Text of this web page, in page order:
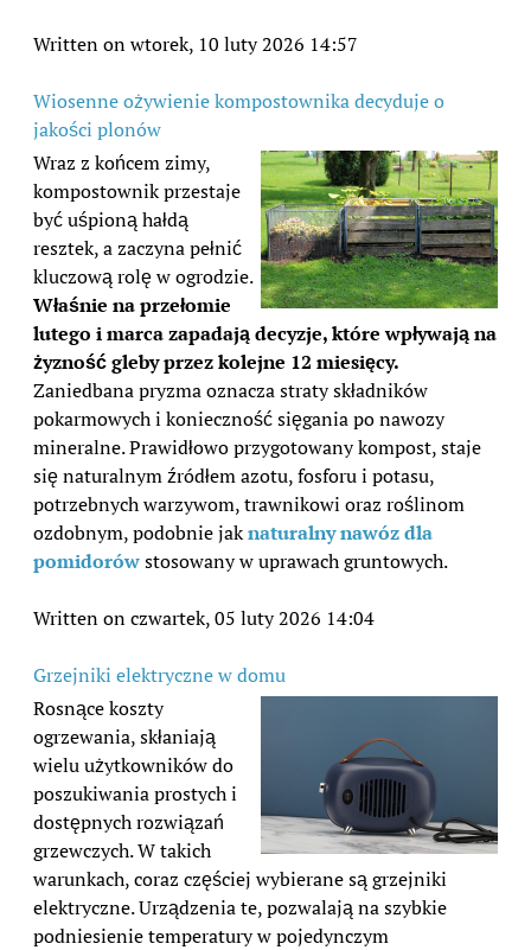
Written on wtorek, 10 luty 2026 14:57
Wiosenne ożywienie kompostownika decyduje o
jakości plonów
Wraz z końcem zimy,
kompostownik przestaje
być uśpioną hałdą
resztek, a zaczyna pełnić
kluczową rolę w ogrodzie.
Właśnie na przełomie
lutego i marca zapadają decyzje, które wpływają na
żyzność gleby przez kolejne 12 miesięcy.
Zaniedbana pryzma oznacza straty składników
pokarmowych i konieczność sięgania po nawozy
mineralne. Prawidłowo przygotowany kompost, staje
się naturalnym źródłem azotu, fosforu i potasu,
potrzebnych warzywom, trawnikowi oraz roślinom
ozdobnym, podobnie jaknaturalny nawóz dla
pomidorówstosowany w uprawach gruntowych.
Written on czwartek, 05 luty 2026 14:04
Grzejniki elektryczne w domu
Rosnące koszty
ogrzewania, skłaniają
wielu użytkowników do
poszukiwania prostych i
dostępnych rozwiązań
grzewczych. W takich
warunkach, coraz częściej wybierane są grzejniki
elektryczne. Urządzenia te, pozwalają na szybkie
podniesienie temperatury w pojedynczym